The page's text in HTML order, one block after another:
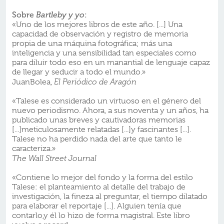
Sobre Bartleby y yo:
«Uno de los mejores libros de este año. [...] Una
capacidad de observación y registro de memoria
propia de una máquina fotográfica; más una
inteligencia y una sensibilidad tan especiales como
para diluir todo eso en un manantial de lenguaje capaz
de llegar y seducir a todo el mundo.»
JuanBolea, El Periódico de Aragón
«Talese es considerado un virtuoso en el género del
nuevo periodismo. Ahora, a sus noventa y un años, ha
publicado unas breves y cautivadoras memorias
[...]meticulosamente relatadas [...]y fascinantes [...].
Talese no ha perdido nada del arte que tanto le
caracteriza.»
The Wall Street Journal
«Contiene lo mejor del fondo y la forma del estilo
Talese: el planteamiento al detalle del trabajo de
investigación, la fineza al preguntar, el tiempo dilatado
para elaborar el reportaje [...]. Alguien tenía que
contarlo,y él lo hizo de forma magistral. Este libro